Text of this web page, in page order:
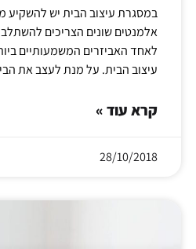
במסגרת עיצוב הבית יש
אלמנטים שונים הצריכים להשתלב
לאחד האביזרים המשמעותיים
עיצוב הבית. על מנת לעצב את
קרא עוד »
28/10/2018